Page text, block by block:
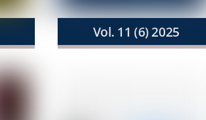
Vol. 11 (6) 2025